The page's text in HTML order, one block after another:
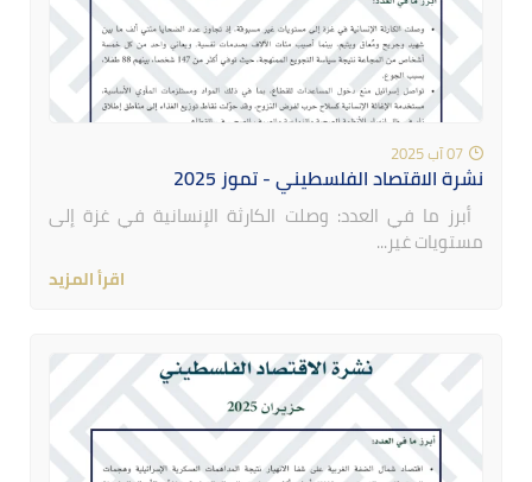
07 آب 2025
نشرة الاقتصاد الفلسطيني - تموز 2025
أبرز ما في العدد: وصلت الكارثة الإنسانية في غزة إلى
مستويات غير...
اقرأ المزيد